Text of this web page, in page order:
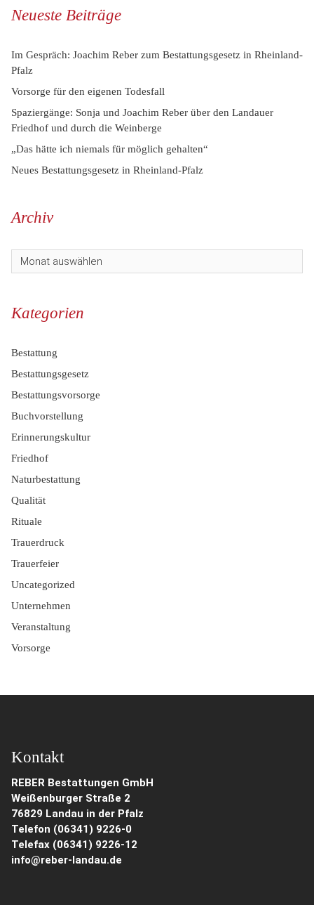
Neueste Beiträge
Im Gespräch: Joachim Reber zum Bestattungsgesetz in Rheinland-
Pfalz
Vorsorge für den eigenen Todesfall
Spaziergänge: Sonja und Joachim Reber über den Landauer
Friedhof und durch die Weinberge
„Das hätte ich niemals für möglich gehalten“
Neues Bestattungsgesetz in Rheinland-Pfalz
Archiv
Kategorien
Bestattung
Bestattungsgesetz
Bestattungsvorsorge
Buchvorstellung
Erinnerungskultur
Friedhof
Naturbestattung
Qualität
Rituale
Trauerdruck
Trauerfeier
Uncategorized
Unternehmen
Veranstaltung
Vorsorge
Kontakt
REBER Bestattungen GmbH
Weißenburger Straße 2
76829 Landau in der Pfalz
Telefon (06341) 9226-0
Telefax (06341) 9226-12
info@reber-landau.de